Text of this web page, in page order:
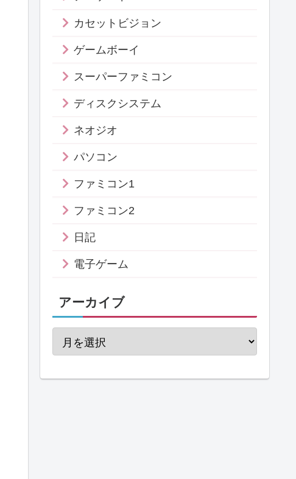
カセットビジョン
ゲームボーイ
スーパーファミコン
ディスクシステム
ネオジオ
パソコン
ファミコン1
ファミコン2
日記
電子ゲーム
アーカイブ